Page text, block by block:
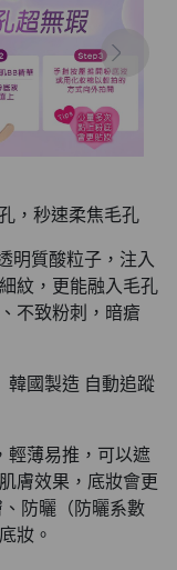
，秒速柔焦毛孔
明質酸粒子，注入
紋， 更能融入毛孔
不致粉刺，暗瘡
韓國製造 自動追蹤
輕薄易推 ，可以遮
膚效果， 底妝會更
防曬（防曬系數
妝。